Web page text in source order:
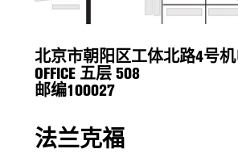
北京市朝阳区工体北路4号
OFFICE 五层 508
邮编100027
法兰克福